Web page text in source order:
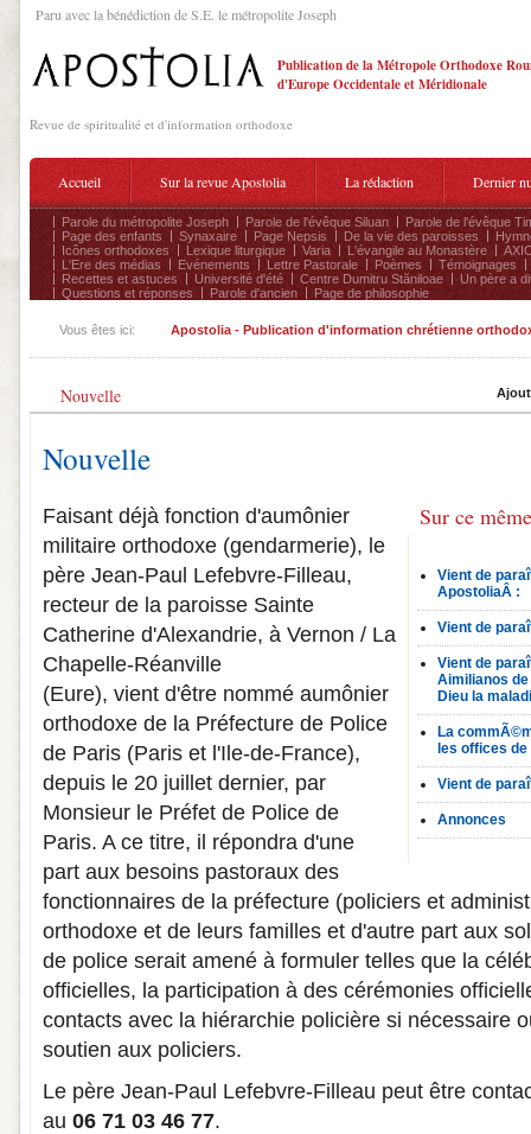
Paru avec la bénédiction de S.E. le métropolite Joseph
Publication de la Métropole Orthodoxe
d'Europe Occidentale et Méridionale
Revue de spiritualité et d'information orthodoxe
Accueil Sur la revue Apostolia La rédaction Dernier
Parole du métropolite Joseph Parole de l'évêque Siluan
Parole de l'évêque
Page des enfants
Synaxaire Page Nepsis De la vie des paroisses
Icônes orthodoxes
Lexique liturgique Varia L'évangile au Monastère
L'Ere des médias
Evénements Lettre Pastorale Poèmes
Témoignages
Recettes et astuces
Université d'été Centre Dumitru Stăniloae
Un père a
Questions et réponses
Parole d'ancien Page de philosophie
Vous êtes ici: Apostolia - Publication d'information chrétienne
Nouvelle
Nouvelle
Sur ce
Vient de
ApostoliaÂ :
Vient de
Vient de
Aimilianos
Dieu la
La
les offices
Vient de
Annonces
Faisant déjà fonction d'aumônier
militaire orthodoxe (gendarmerie), le
père Jean-Paul Lefebvre-Filleau,
recteur de la paroisse Sainte
Catherine d'Alexandrie, à Vernon / La
Chapelle-Réanville
(Eure), vient d'être nommé aumônier
orthodoxe de la Préfecture de Police
de Paris (Paris et l'Ile-de-France),
depuis le 20 juillet dernier, par
Monsieur le Préfet de Police de
Paris. A ce titre, il répondra d'une
part aux besoins pastoraux des
fonctionnaires de la préfecture (policiers et
orthodoxe et de leurs familles et d'autre part aux
de police serait amené à formuler telles que la
officielles, la participation à des cérémonies
contacts avec la hiérarchie policière si nécessaire
soutien aux policiers.
Le père Jean-Paul Lefebvre-Filleau peut être
au 06 71 03 46 77.